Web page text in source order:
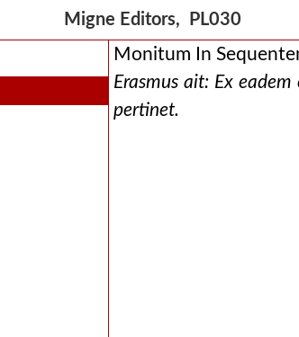
Migne Editors, PL030
Monitum In
Erasmus ait: Ex
pertinet.